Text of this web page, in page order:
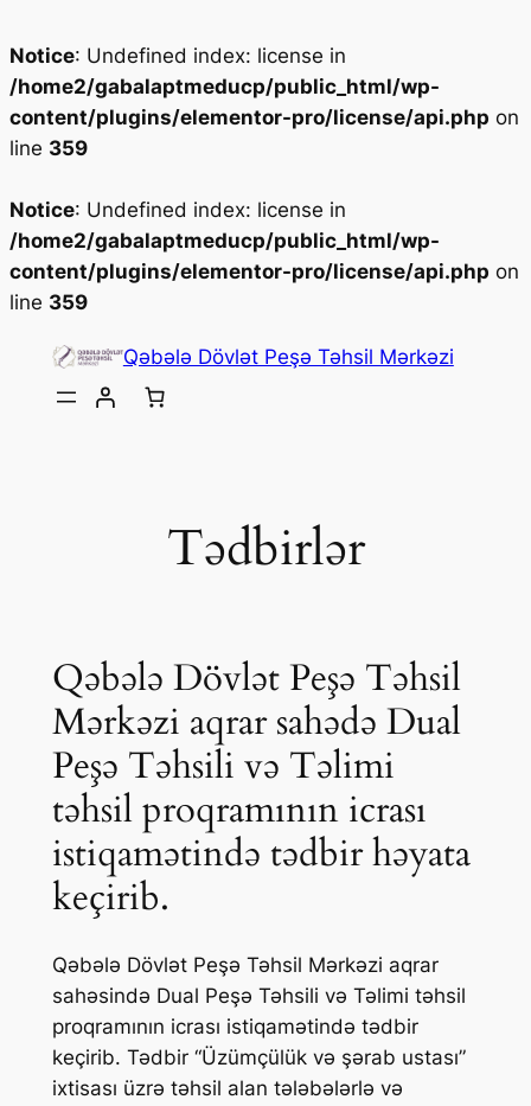
Notice: Undefined index: license in
/home2/gabalaptmeducp/public_html/wp-
content/plugins/elementor-pro/license/api.php on
line 359
Notice: Undefined index: license in
/home2/gabalaptmeducp/public_html/wp-
content/plugins/elementor-pro/license/api.php on
line 359
content
Qəbələ Dövlət Peşə Təhsil Mərkəzi
Tədbirlər
Qəbələ Dövlət Peşə Təhsil
Mərkəzi aqrar sahədə Dual
Peşə Təhsili və Təlimi
təhsil proqramının icrası
istiqamətində tədbir həyata
keçirib.
Qəbələ Dövlət Peşə Təhsil Mərkəzi aqrar
sahəsində Dual Peşə Təhsili və Təlimi təhsil
proqramının icrası istiqamətində tədbir
keçirib. Tədbir “Üzümçülük və şərab ustası”
ixtisası üzrə təhsil alan tələbələrlə və